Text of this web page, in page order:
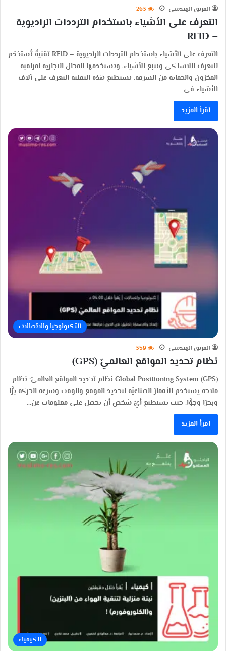
الفريق الهندسي 263
التعرف على الأشياء باستخدام الترددات الراديوية
– RFID
التعرف على الأشياء باستخدام الترددات الراديوية – RFID تقنيةٌ تُستخدَم
للتعرف اللاسلكي وتتبع الأشياء، وتستخدمها المحال التجارية لمراقبة
المخزون والحماية من السرقة. تستطيع هذه التقنية التعرف على آلاف
الأشياء في…
اقرأ المزيد
التكنولوجيا والاتصالات
الفريق الهندسي 359
نظام تحديد المواقع العالميّ (GPS)
(Global Positioning System (GPS نظام تحديد المواقع العالميّ: نظام
ملاحة يستخدم الأقمارَ الصناعيّة لتحديد الموقع والوقت وسرعة الحركة برًّا
وبحرًا وجوًّا. حيث يستطيع أيّ شخص أن يحصل على معلومات عن…
اقرأ المزيد
الكيمياء